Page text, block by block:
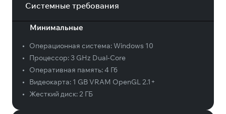
Системные требования
Минимальные
• Операционная система:Windows 10
•
Процессор: 3 GHz Dual-Core
•
Оперативная память:4 Гб
•
Видеокарта: 1 GB VRAM OpenGL 2.1+
•
Жесткий диск:2 ГБ